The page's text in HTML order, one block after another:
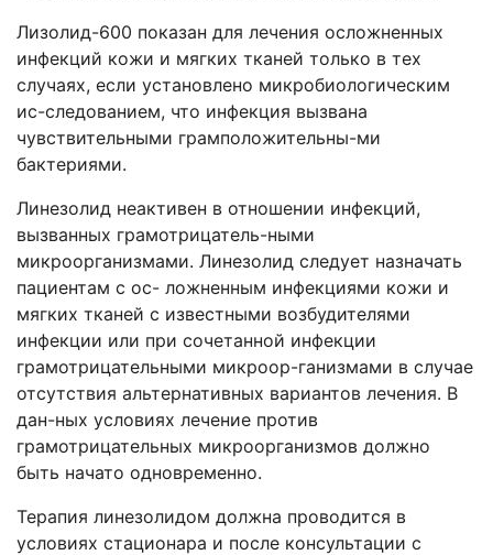
Лизолид-600 показан для лечения осложненных
инфекций кожи и мягких тканей только в тех
случаях, если установлено микробиологическим
ис-следованием, что инфекция вызвана
чувствительными грамположительны-ми
бактериями.
Линезолид неактивен в отношении инфекций,
вызванных грамотрицатель-ными
микроорганизмами. Линезолид следует назначать
пациентам с ос- ложненным инфекциями кожи и
мягких тканей с известными возбудителями
инфекции или при сочетанной инфекции
грамотрицательными микроор-ганизмами в случае
отсутствия альтернативных вариантов лечения. В
дан-ных условиях лечение против
грамотрицательных микроорганизмов должно
быть начато одновременно.
Терапия линезолидом должна проводится в
условиях стационара и после консультации с